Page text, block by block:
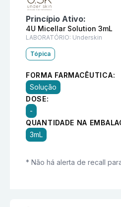
Princípio Ativo:
4U Micellar Solution 3mL
LABORATÓRIO: Underskin
Tópica
FORMA FARMACÊUTICA:
Solução
DOSE:
-
QUANTIDADE NA
3mL
* Não há alerta de recall